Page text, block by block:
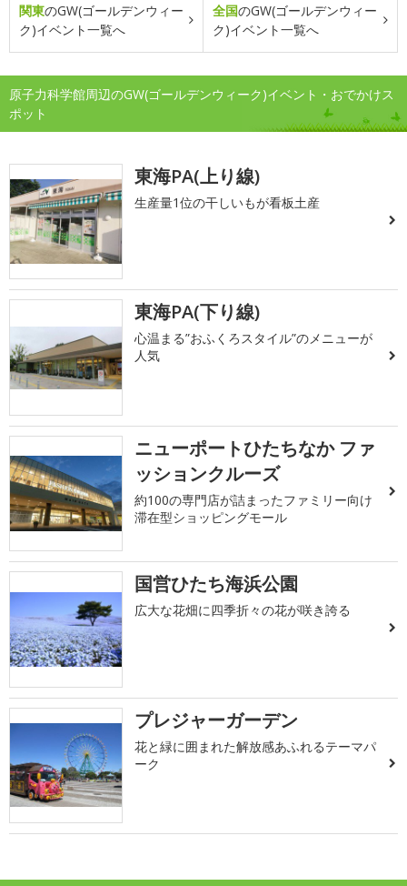
関東のGW(ゴールデンウィー
ク)イベント一覧へ
全国のGW(ゴールデンウィー
ク)イベント一覧へ
原子力科学館周辺のGW(ゴールデンウィーク)イベント・おでかけス
ポット
東海PA(上り線)
生産量1位の干しいもが看板土産
東海PA(下り線)
心温まる”おふくろスタイル”のメニューが
人気
ニューポートひたちなか ファ
ッションクルーズ
約100の専門店が詰まったファミリー向け
滞在型ショッピングモール
国営ひたち海浜公園
広大な花畑に四季折々の花が咲き誇る
プレジャーガーデン
花と緑に囲まれた解放感あふれるテーマパ
ーク